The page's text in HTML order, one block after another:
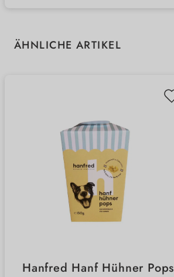
Produktgalerie überspringen
ÄHNLICHE ARTIKEL
Hanfred Hanf Hühner Pops